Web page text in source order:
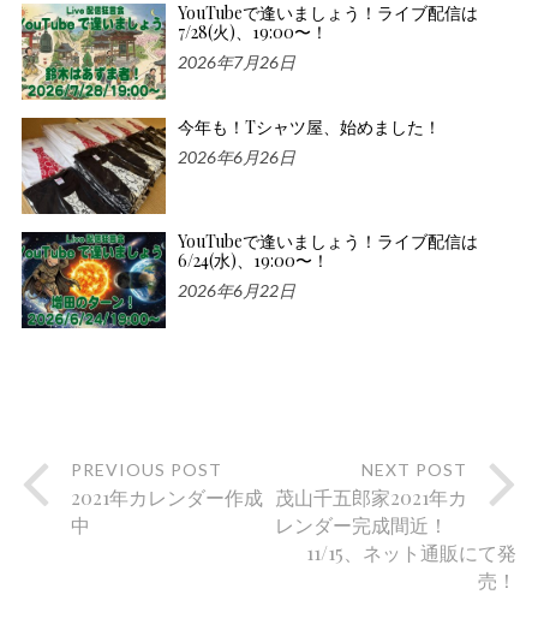
YouTubeで逢いましょう！ライブ配信は
7/28(火)、19:00〜！
2026年7月26日
今年も！Tシャツ屋、始めました！
2026年6月26日
YouTubeで逢いましょう！ライブ配信は
6/24(水)、19:00〜！
2026年6月22日
PREVIOUS POST
2021年カレンダー作成
中
NEXT POST
茂山千五郎家2021年カ
レンダー完成間近！
11/15、ネット通販にて発
売！